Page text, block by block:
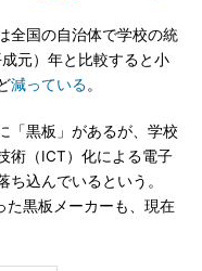
全国の自治体で学校の統
元）年と比較すると小
減っている。
「黒板」があるが、学校
術（ICT）化による電子
込んでいるという。
た黒板メーカーも、現在